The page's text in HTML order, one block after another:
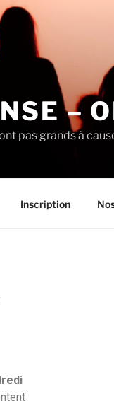
–
pas grands à
Inscription